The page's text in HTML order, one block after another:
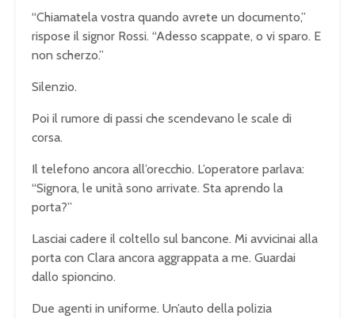
“Chiamatela vostra quando avrete un documento,”
rispose il signor Rossi. “Adesso scappate, o vi sparo. E
non scherzo.”
Silenzio.
Poi il rumore di passi che scendevano le scale di
corsa.
Il telefono ancora all’orecchio. L’operatore parlava:
“Signora, le unità sono arrivate. Sta aprendo la
porta?”
Lasciai cadere il coltello sul bancone. Mi avvicinai alla
porta con Clara ancora aggrappata a me. Guardai
dallo spioncino.
Due agenti in uniforme. Un’auto della polizia